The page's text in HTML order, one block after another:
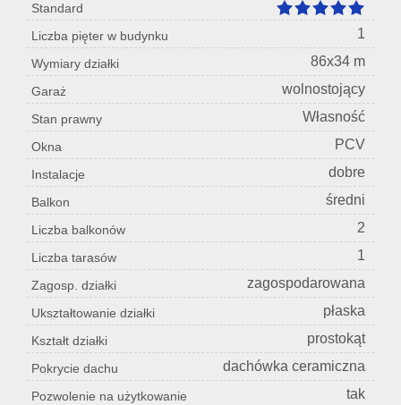
Standard
Liczba pięter w budynku
1
Wymiary działki 86x34 m
Garaż wolnostojący
Stan prawny Własność
Okna PCV
Instalacje dobre
Balkon średni
Liczba balkonów 2
Liczba tarasów 1
Zagosp. działki zagospodarowana
Ukształtowanie działki płaska
Kształt działki prostokąt
Pokrycie dachu dachówka ceramiczna
Pozwolenie na użytkowanie tak